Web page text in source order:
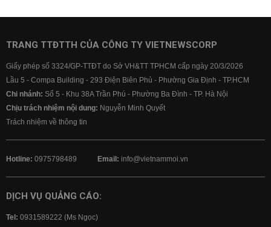
TRANG TTĐTTH CỦA CÔNG TY VIETNEWSCORP
Giấy phép số 3324/GP-TTĐT do Sở VH&TT TPHCM cấp ngày 20/3/2026
Lầu 5 - Compa Building - 293 Điện Biên Phủ - Phường Gia Định - TP.HCM
Chi nhánh: Số 5 - Khu 38A Trần Phú - Phường Ba Đình - TP. Hà Nội
Chịu trách nhiệm nội dung: Nguyễn Minh Quyết
Trách nhiệm về thông tin
Hotline: 0975798489 Email: info@vietnammoi.vn
DỊCH VỤ QUẢNG CÁO:
Tel: 0931589222 (Ms Ngọc)